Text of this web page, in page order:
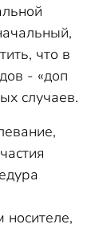
что в
- «доп
случаев.
носителе,